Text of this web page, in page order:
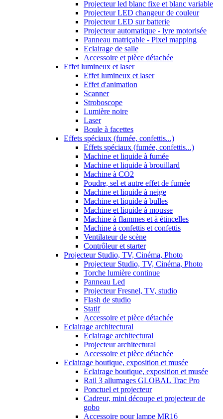
Projecteur led blanc fixe et blanc variable
Projecteur LED changeur de couleur
Projecteur LED sur batterie
Projecteur automatique - lyre motorisée
Panneau matriçable - Pixel mapping
Eclairage de salle
Accessoire et pièce détachée
Effet lumineux et laser
Effet lumineux et laser
Effet d'animation
Scanner
Stroboscope
Lumière noire
Laser
Boule à facettes
Effets spéciaux (fumée, confettis...)
Effets spéciaux (fumée, confettis...)
Machine et liquide à fumée
Machine et liquide à brouillard
Machine à CO2
Poudre, sel et autre effet de fumée
Machine et liquide à neige
Machine et liquide à bulles
Machine et liquide à mousse
Machine à flammes et à étincelles
Machine à confettis et confettis
Ventilateur de scène
Contrôleur et starter
Projecteur Studio, TV, Cinéma, Photo
Projecteur Studio, TV, Cinéma, Photo
Torche lumière continue
Panneau Led
Projecteur Fresnel, TV, studio
Flash de studio
Statif
Accessoire et pièce détachée
Eclairage architectural
Eclairage architectural
Projecteur architectural
Accessoire et pièce détachée
Eclairage boutique, exposition et musée
Eclairage boutique, exposition et musée
Rail 3 allumages GLOBAL Trac Pro
Ponctuel et projecteur
Cadreur, mini découpe et projecteur de
gobo
Accessoire pour lampe MR16